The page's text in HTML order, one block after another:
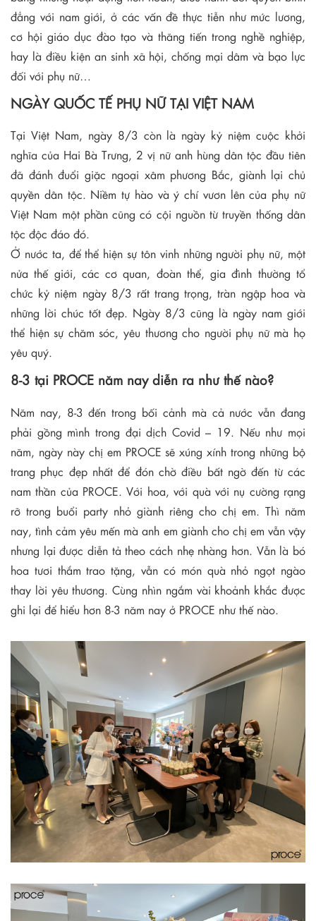
đẳng với nam giới, ở các vấn đề thực tiễn như mức lương,
cơ hội giáo dục đào tạo và thăng tiến trong nghề nghiệp,
hay là điều kiện an sinh xã hội, chống mại dâm và bạo lực
đối với phụ nữ…
NGÀY QUỐC TẾ PHỤ NỮ TẠI VIỆT NAM
Tại Việt Nam, ngày 8/3 còn là ngày kỷ niệm cuộc khởi
nghĩa của Hai Bà Trưng, 2 vị nữ anh hùng dân tộc đầu tiên
đã đánh đuổi giặc ngoại xâm phương Bắc, giành lại chủ
quyền dân tộc. Niềm tự hào và ý chí vươn lên của phụ nữ
Việt Nam một phần cũng có cội nguồn từ truyền thống dân
tộc độc đáo đó.
Ở nước ta, để thể hiện sự tôn vinh những người phụ nữ, một
nửa thế giới, các cơ quan, đoàn thể, gia đình thường tổ
chức kỷ niệm ngày 8/3 rất trang trọng, tràn ngập hoa và
những lời chúc tốt đẹp. Ngày 8/3 cũng là ngày nam giới
thể hiện sự chăm sóc, yêu thương cho người phụ nữ mà họ
yêu quý.
8-3 tại PROCE năm nay diễn ra như thế nào?
Năm nay, 8-3 đến trong bối cảnh mà cả nước vẫn đang
phải gồng mình trong đại dịch Covid – 19. Nếu như mọi
năm, ngày này chị em PROCE sẽ xúng xính trong những bộ
trang phục đẹp nhất để đón chờ điều bất ngờ đến từ các
nam thần của PROCE. Với hoa, với quà với nụ cường rạng
rỡ trong buổi party nhỏ giành riêng cho chị em. Thì năm
nay, tình cảm yêu mến mà anh em giành cho chị em vẫn vậy
nhưng lại được diễn tả theo cách nhẹ nhàng hơn. Vẫn là bó
hoa tươi thắm trao tặng, vẫn có món quà nhỏ ngọt ngào
thay lời yêu thương. Cùng nhìn ngắm vài khoảnh khắc được
ghi lại để hiểu hơn 8-3 năm nay ở PROCE như thế nào.